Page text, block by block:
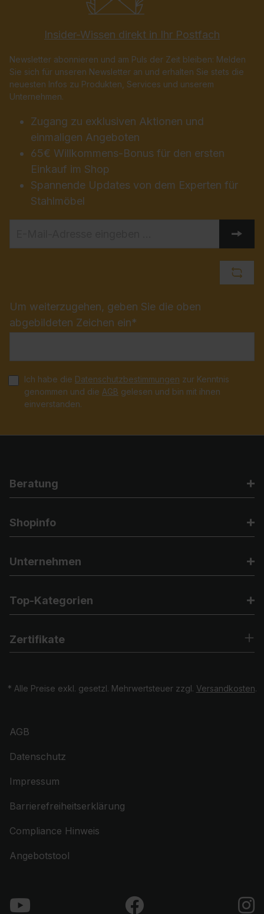
Insider-Wissen direkt in Ihr Postfach
Newsletter abonnieren und am Puls der Zeit bleiben: Melden
Sie sich für unseren Newsletter an und erhalten Sie stets die
neuesten Infos zu Produkten, Services und unserem
Unternehmen.
Zugang zu exklusiven Aktionen und
einmaligen Angeboten
65€ Willkommens-Bonus für den ersten
Einkauf im Shop
Spannende Updates von dem Experten für
Stahlmöbel
Um weiterzugehen, geben Sie die oben
abgebildeten Zeichen ein*
Ich habe die Datenschutzbestimmungen zur Kenntnis
genommen und die AGB gelesen und bin mit ihnen
einverstanden.
Beratung
Shopinfo
Unternehmen
Top-Kategorien
Zertifikate
* Alle Preise exkl. gesetzl. Mehrwertsteuer zzgl. Versandkosten.
AGB
Datenschutz
Impressum
Barrierefreiheitserklärung
Compliance Hinweis
Angebotstool